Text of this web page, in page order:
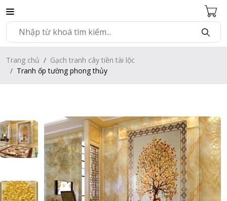
Trang chủ
Gạch tranh cây tiền tài lộc
Tranh ốp tường phong thủy